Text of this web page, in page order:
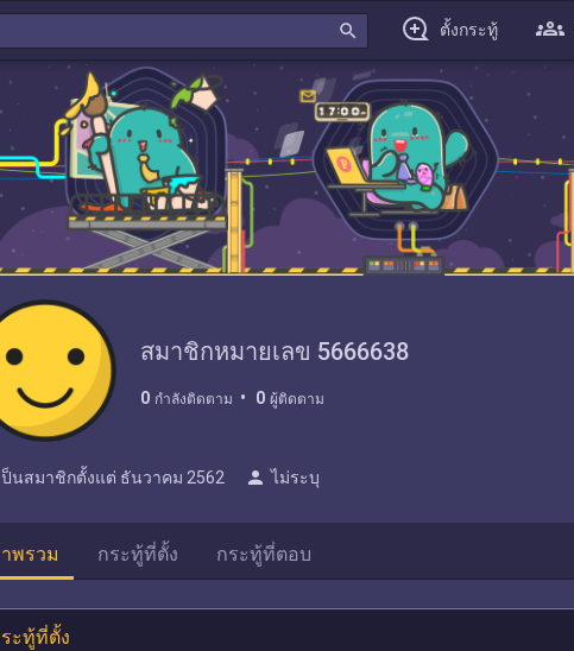
search ตั้งกระทู้
สมาชิกหมายเลข 5666638
0 กำลังติดตาม 0 ผู้ติดตาม
ป็นสมาชิกตั้งแต่ ธันวาคม 2562 person ไม่ระบุ
พรวม กระทู้ที่ตั้ง กระทู้ที่ตอบ
ะทู้ที่ตั้ง